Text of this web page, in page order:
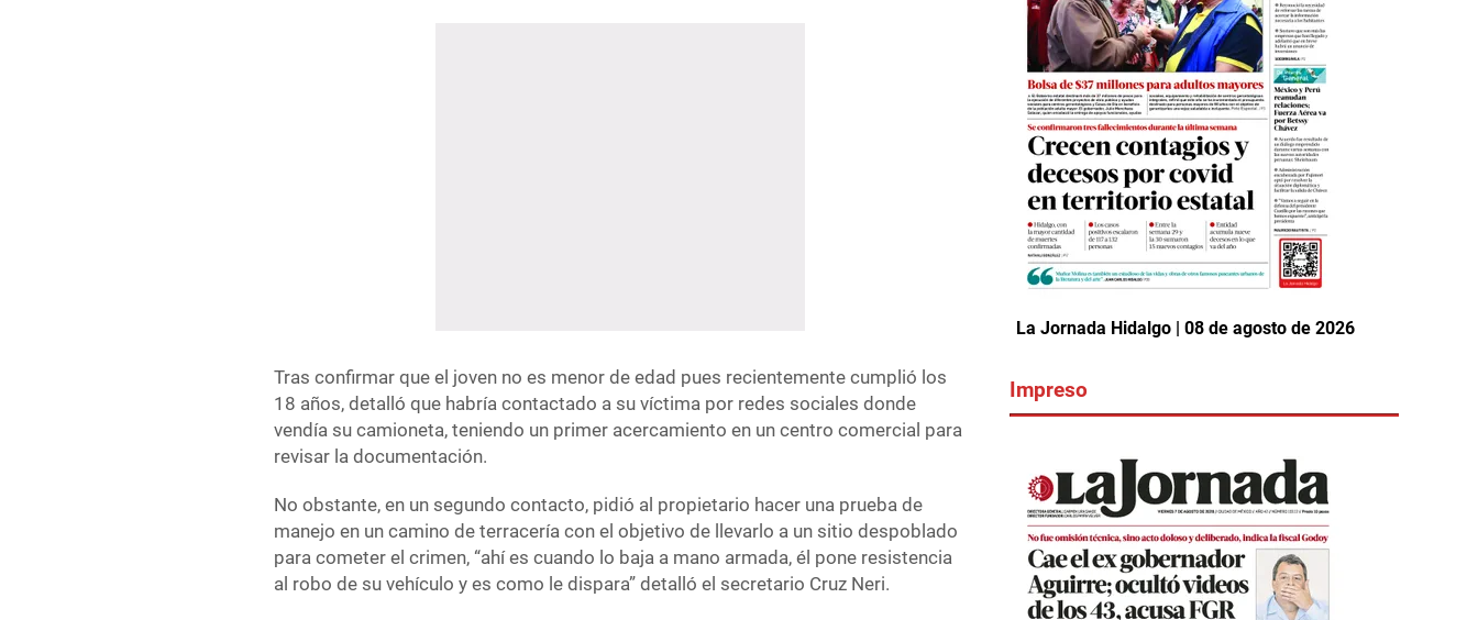
Tras confirmar que el joven no es menor de edad pues recientemente cumplió los
18 años, detalló que habría contactado a su víctima por redes sociales donde
vendía su camioneta, teniendo un primer acercamiento en un centro comercial para
revisar la documentación.
No obstante, en un segundo contacto, pidió al propietario hacer una prueba de
manejo en un camino de terracería con el objetivo de llevarlo a un sitio despoblado
para cometer el crimen, “ahí es cuando lo baja a mano armada, él pone resistencia
al robo de su vehículo y es como le dispara” detalló el secretario Cruz Neri.
La Jornada Hidalgo | 08 de agosto de 2026
Impreso